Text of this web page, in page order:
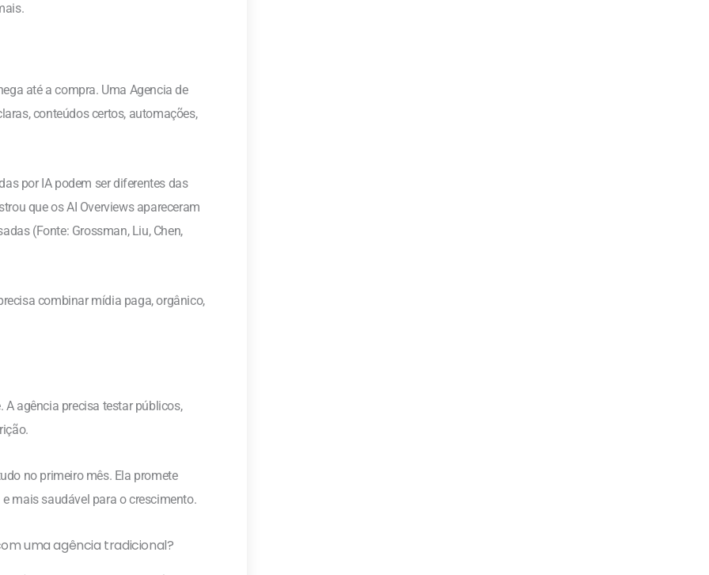
até a compra. Uma Agencia de
conteúdos certos, automações,
por IA podem ser diferentes das
que os AI Overviews apareceram
(Fonte: Grossman, Liu, Chen,
combinar mídia paga, orgânico,
agência precisa testar públicos,
no primeiro mês. Ela promete
mais saudável para o crescimento.
uma agência tradicional?